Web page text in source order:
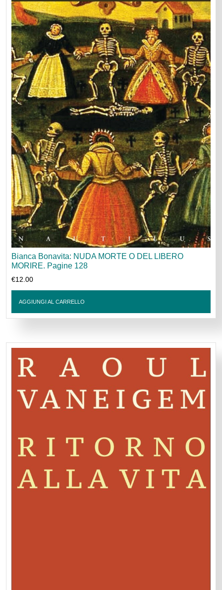
Bianca Bonavita: NUDA MORTE O DEL LIBERO
MORIRE. Pagine 128
€12.00
AGGIUNGI AL CARRELLO